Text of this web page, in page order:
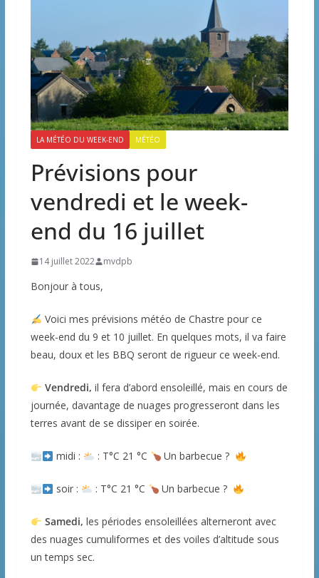
LA MÉTÉO DU WEEK-END MÉTÉO
Prévisions pour
vendredi et le week-
end du 16 juillet
14 juillet 2022 mvdpb
Bonjour à tous,
Voici mes prévisions météo de Chastre pour ce
week-end du 9 et 10 juillet. En quelques mots, il va faire
beau, doux et les BBQ seront de rigueur ce week-end.
Vendredi, il fera d’abord ensoleillé, mais en cours de
journée, davantage de nuages progresseront dans les
terres avant de se dissiper en soirée.
midi : : T°C 21 °C Un barbecue ?
soir : : T°C 21 °C Un barbecue ?
Samedi, les périodes ensoleillées alterneront avec
des nuages cumuliformes et des voiles d’altitude sous
un temps sec.